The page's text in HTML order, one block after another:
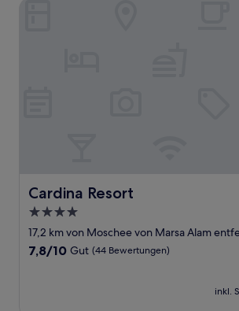
Cardina Resort
Cardina Resort
4.0-
Sterne-
Unterkunft
17,2 km von Moschee von Marsa Alam
7.8
7,8/10 Gut (44 Bewertungen)
inkl.